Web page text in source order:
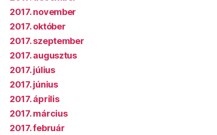
2017. november
2017. október
2017. szeptember
2017. augusztus
2017. július
2017. június
2017. április
2017. március
2017. február